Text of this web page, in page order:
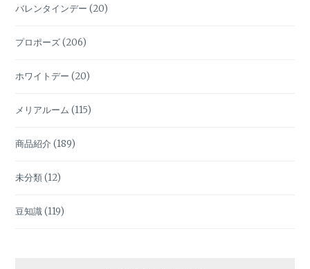
バレンタインデー (20)
プロポーズ(206)
ホワイトデー (20)
メリアルーム (115)
商品紹介 (189)
未分類(12)
豆知識(119)